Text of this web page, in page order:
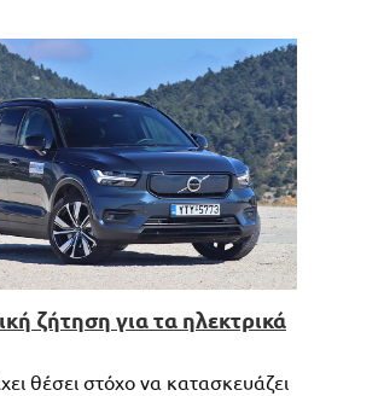
ζήτηση για τα ηλεκτρικά
θέσει στόχο να κατασκευάζει